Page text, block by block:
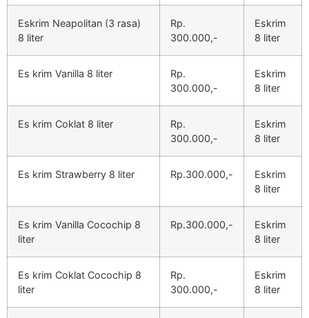
Eskrim Neapolitan (3 rasa)
8 liter
Rp.
300.000,-
Eskrim
8 liter
Es krim Vanilla 8 liter
Rp.
300.000,-
Eskrim
8 liter
Es krim Coklat 8 liter
Rp.
300.000,-
Eskrim
8 liter
Es krim Strawberry 8 liter Rp.300.000,-
Eskrim
8 liter
Es krim Vanilla Cocochip 8
liter
Rp.300.000,-
Eskrim
8 liter
Es krim Coklat Cocochip 8
liter
Rp.
300.000,-
Eskrim
8 liter